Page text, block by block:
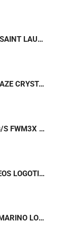
GAFAS DE SOL SL 908 002 SAINT LAURENT
GAFAS DE SOL SL M119 BLAZE CRYSTAL 002 SAINT LAURENT
GAFAS DE SOL HER 0394/G/S FWM3X CAROLINA HERRERA
BOLSO BANDOLERA BURDEOS LOGOTIPADO TOMMY HILFIGER AWA0W18922
BOLSO BANDOLERA AZUL MARINO LOGOTIPADO TOMMY HILFIGER AW0AW18997